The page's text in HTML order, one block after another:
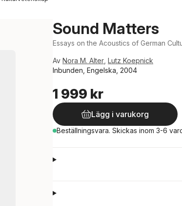
Sound Matters
Essays on the Acoustics of German
Av Nora M. Alter Lutz Koepnick
Inbunden, Engelska, 2004
1 999 kr
Lägg i varukorg
Beställningsvara. Skickas inom 3-6